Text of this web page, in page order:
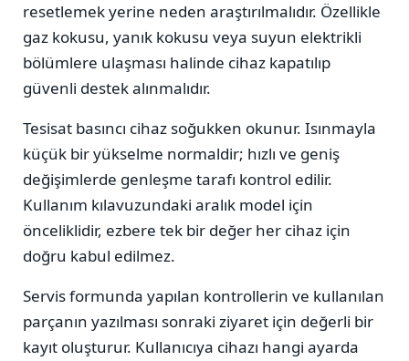
resetlemek yerine neden araştırılmalıdır. Özellikle
gaz kokusu, yanık kokusu veya suyun elektrikli
bölümlere ulaşması halinde cihaz kapatılıp
güvenli destek alınmalıdır.
Tesisat basıncı cihaz soğukken okunur. Isınmayla
küçük bir yükselme normaldir; hızlı ve geniş
değişimlerde genleşme tarafı kontrol edilir.
Kullanım kılavuzundaki aralık model için
önceliklidir, ezbere tek bir değer her cihaz için
doğru kabul edilmez.
Servis formunda yapılan kontrollerin ve kullanılan
parçanın yazılması sonraki ziyaret için değerli bir
kayıt oluşturur. Kullanıcıya cihazı hangi ayarda